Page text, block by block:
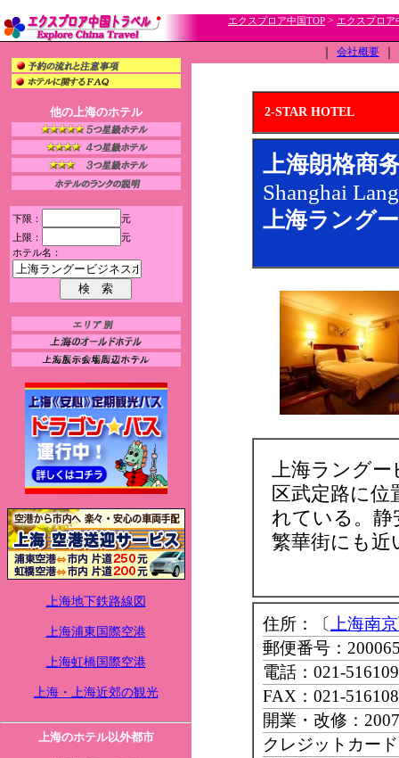
エクスプロア中国TOP > エクスプロア
他の上海のホテル
下限：
元
上限：
元
ホテル名：
上海地下鉄路線図
上海浦東国際空港
上海虹橋国際空港
上海・上海近郊の観光
上海のホテル以外都市
会社概要
2-STAR HOTEL
上海朗格商
Shanghai
上海ラング
上海ラングー
区武定路に
れている。静
繁華街にも近
住所：〔
上海南
郵便番号：
電話：021-
FAX：021-
開業・改修：
クレジットカー